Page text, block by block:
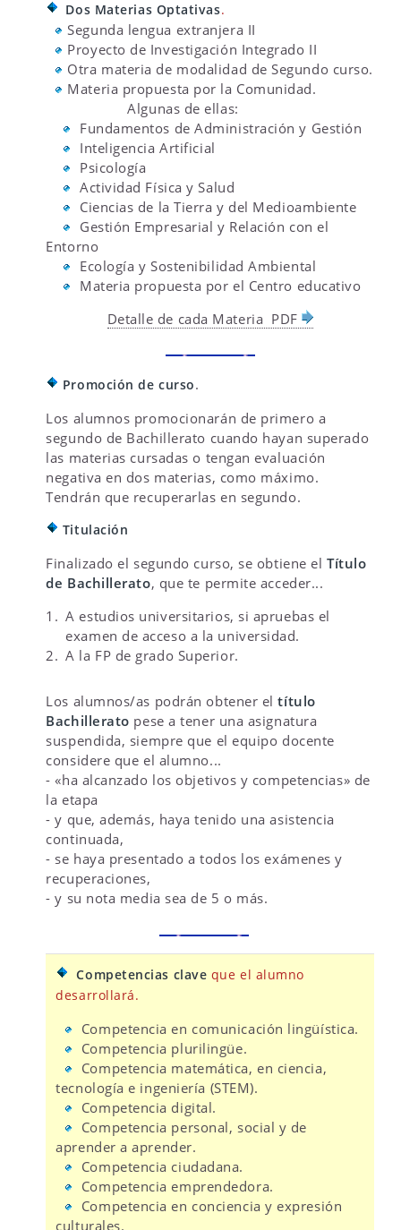
Dos Materias Optativas.
Segunda lengua extranjera II
Proyecto de Investigación Integrado II
Otra materia de modalidad de Segundo curso.
Materia propuesta por la Comunidad.
Algunas de ellas:
Fundamentos de Administración y Gestión
Inteligencia Artificial
Psicología
Actividad Física y Salud
Ciencias de la Tierra y del Medioambiente
Gestión Empresarial y Relación con el
Entorno
Ecología y Sostenibilidad Ambiental
Materia propuesta por el Centro educativo
Detalle de cada Materia PDF
Promoción de curso.
Los alumnos promocionarán de primero a
segundo de Bachillerato cuando hayan superado
las materias cursadas o tengan evaluación
negativa en dos materias, como máximo.
Tendrán que recuperarlas en segundo.
Titulación
Finalizado el segundo curso, se obtiene el Título
de Bachillerato, que te permite acceder...
A estudios universitarios, si apruebas el
examen de acceso a la universidad.
A la FP de grado Superior.
Los alumnos/as podrán obtener el título
Bachillerato pese a tener una asignatura
suspendida, siempre que el equipo docente
considere que el alumno...
- «ha alcanzado los objetivos y competencias» de
la etapa
- y que, además, haya tenido una asistencia
continuada,
- se haya presentado a todos los exámenes y
recuperaciones,
- y su nota media sea de 5 o más.
Competencias clave que el alumno
desarrollará.
Competencia en comunicación lingüística.
Competencia plurilingüe.
Competencia matemática, en ciencia,
tecnología e ingeniería (STEM).
Competencia digital.
Competencia personal, social y de
aprender a aprender.
Competencia ciudadana.
Competencia emprendedora.
Competencia en conciencia y expresión
culturales.